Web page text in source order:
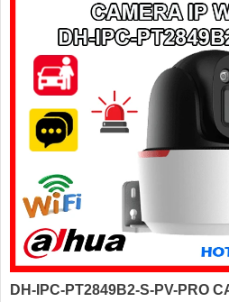
DH-IPC-PT2849B2-S-PV-PRO